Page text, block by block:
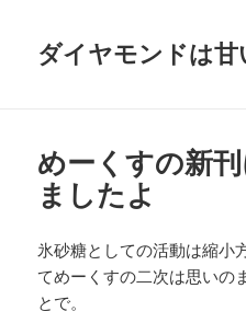
ダイヤモンドは
めーくすの新
ましたよ
氷砂糖としての活動は縮小
てめーくすの二次は思いの
とで。